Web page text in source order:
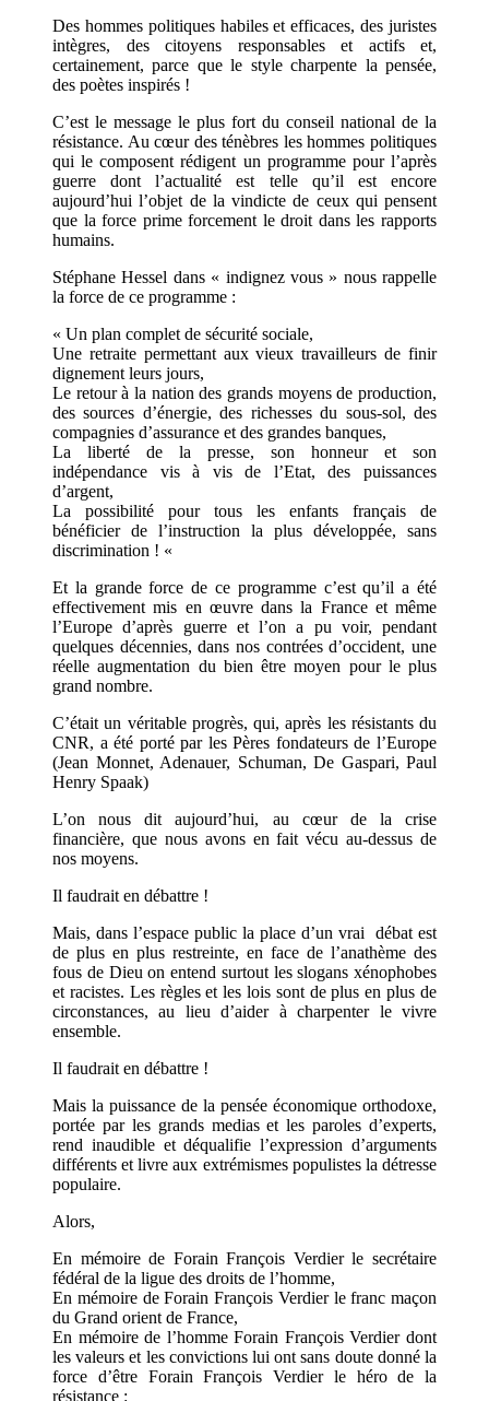
Des hommes politiques habiles et efficaces, des juristes
intègres, des citoyens responsables et actifs et,
certainement, parce que le style charpente la pensée,
des poètes inspirés !
C’est le message le plus fort du conseil national de la
résistance. Au cœur des ténèbres les hommes politiques
qui le composent rédigent un programme pour l’après
guerre dont l’actualité est telle qu’il est encore
aujourd’hui l’objet de la vindicte de ceux qui pensent
que la force prime forcement le droit dans les rapports
humains.
Stéphane Hessel dans « indignez vous » nous rappelle
la force de ce programme :
« Un plan complet de sécurité sociale,
Une retraite permettant aux vieux travailleurs de finir
dignement leurs jours,
Le retour à la nation des grands moyens de production,
des sources d’énergie, des richesses du sous-sol, des
compagnies d’assurance et des grandes banques,
La liberté de la presse, son honneur et son
indépendance vis à vis de l’Etat, des puissances
d’argent,
La possibilité pour tous les enfants français de
bénéficier de l’instruction la plus développée, sans
discrimination ! «
Et la grande force de ce programme c’est qu’il a été
effectivement mis en œuvre dans la France et même
l’Europe d’après guerre et l’on a pu voir, pendant
quelques décennies, dans nos contrées d’occident, une
réelle augmentation du bien être moyen pour le plus
grand nombre.
C’était un véritable progrès, qui, après les résistants du
CNR, a été porté par les Pères fondateurs de l’Europe
(Jean Monnet, Adenauer, Schuman, De Gaspari, Paul
Henry Spaak)
L’on nous dit aujourd’hui, au cœur de la crise
financière, que nous avons en fait vécu au-dessus de
nos moyens.
Il faudrait en débattre !
Mais, dans l’espace public la place d’un vrai débat est
de plus en plus restreinte, en face de l’anathème des
fous de Dieu on entend surtout les slogans xénophobes
et racistes. Les règles et les lois sont de plus en plus de
circonstances, au lieu d’aider à charpenter le vivre
ensemble.
Il faudrait en débattre !
Mais la puissance de la pensée économique orthodoxe,
portée par les grands medias et les paroles d’experts,
rend inaudible et déqualifie l’expression d’arguments
différents et livre aux extrémismes populistes la détresse
populaire.
Alors,
En mémoire de Forain François Verdier le secrétaire
fédéral de la ligue des droits de l’homme,
En mémoire de Forain François Verdier le franc maçon
du Grand orient de France,
En mémoire de l’homme Forain François Verdier dont
les valeurs et les convictions lui ont sans doute donné la
force d’être Forain François Verdier le héro de la
résistance :